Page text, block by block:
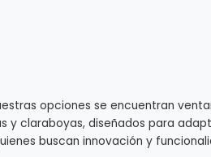
opciones se encuentran
y claraboyas, diseñados para
buscan innovación y